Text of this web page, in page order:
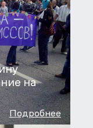
на
Подробнее